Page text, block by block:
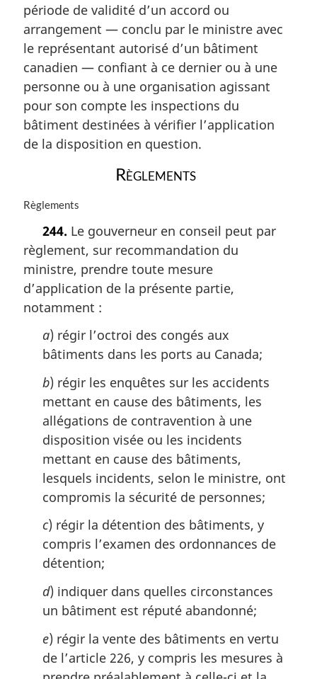
a
l
e
:
période de validité d’un accord ou
arrangement — conclu par le ministre avec
le représentant autorisé d’un bâtiment
canadien — confiant à ce dernier ou à une
personne ou à une organisation agissant
pour son compte les inspections du
bâtiment destinées à vérifier l’application
de la disposition en question.
Règlements
N
e
m
r
g
Règlements
244. Le gouverneur en conseil peut par
règlement, sur recommandation du
ministre, prendre toute mesure
d’application de la présente partie,
notamment :
a) régir l’octroi des congés aux
bâtiments dans les ports au Canada;
b) régir les enquêtes sur les accidents
mettant en cause des bâtiments, les
allégations de contravention à une
disposition visée ou les incidents
mettant en cause des bâtiments,
lesquels incidents, selon le ministre, ont
compromis la sécurité de personnes;
c) régir la détention des bâtiments, y
compris l’examen des ordonnances de
détention;
d) indiquer dans quelles circonstances
un bâtiment est réputé abandonné;
e) régir la vente des bâtiments en vertu
de l’article 226, y compris les mesures à